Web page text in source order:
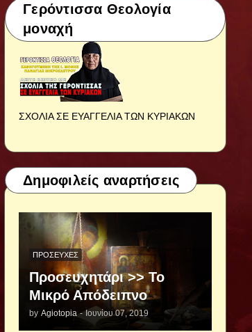
Γερόντισσα Θεολογία
μοναχή
ΣΧΟΛΙΑ ΣΕ ΕΥΑΓΓΕΛΙΑ ΤΩΝ ΚΥΡΙΑΚΩΝ
Δημοφιλείς αναρτήσεις
ΠΡΟΣΕΥΧΈΣ
Προσευχητάρι >> Το
Μικρό Απόδειπνο
by Agiotopia - Ιουνίου 07, 2019